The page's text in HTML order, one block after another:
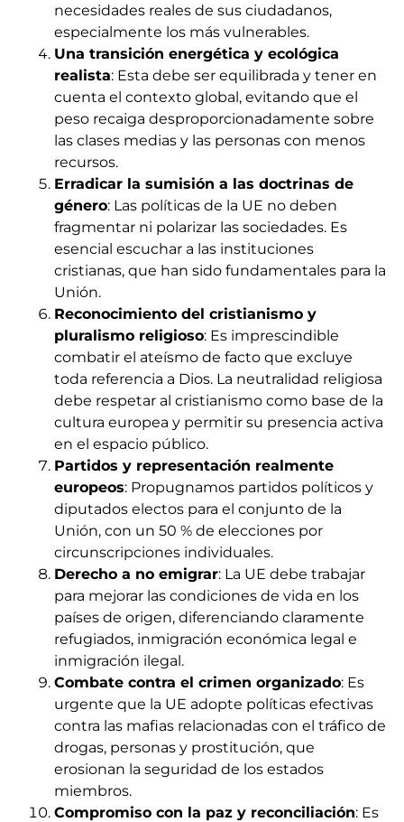
necesidades reales de sus ciudadanos,
especialmente los más vulnerables.
Una transición energética y ecológica
realista: Esta debe ser equilibrada y tener en
cuenta el contexto global, evitando que el
peso recaiga desproporcionadamente sobre
las clases medias y las personas con menos
recursos.
Erradicar la sumisión a las doctrinas de
género: Las políticas de la UE no deben
fragmentar ni polarizar las sociedades. Es
esencial escuchar a las instituciones
cristianas, que han sido fundamentales para la
Unión.
Reconocimiento del cristianismo y
pluralismo religioso: Es imprescindible
combatir el ateísmo de facto que excluye
toda referencia a Dios. La neutralidad religiosa
debe respetar al cristianismo como base de la
cultura europea y permitir su presencia activa
en el espacio público.
Partidos y representación realmente
europeos: Propugnamos partidos políticos y
diputados electos para el conjunto de la
Unión, con un 50 % de elecciones por
circunscripciones individuales.
Derecho a no emigrar: La UE debe trabajar
para mejorar las condiciones de vida en los
países de origen, diferenciando claramente
refugiados, inmigración económica legal e
inmigración ilegal.
Combate contra el crimen organizado: Es
urgente que la UE adopte políticas efectivas
contra las mafias relacionadas con el tráfico de
drogas, personas y prostitución, que
erosionan la seguridad de los estados
miembros.
Compromiso con la paz y reconciliación: Es